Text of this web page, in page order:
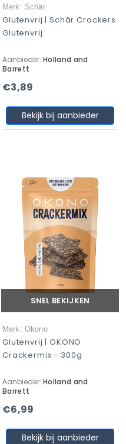
Merk: Schär
Glutenvrij | Schär Crackers
Glutenvrij
Aanbieder: Holland and
Barrett
€3,89
Bekijk bij aanbieder
SNEL BEKIJKEN
Merk: Okono
Glutenvrij | OKONO
Crackermix - 300g
Aanbieder: Holland and
Barrett
€6,99
Bekijk bij aanbieder